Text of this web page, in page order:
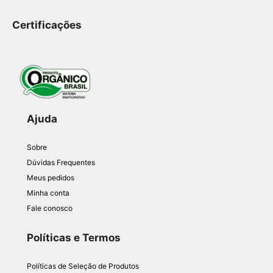
Certificações
Ajuda
Sobre
Dúvidas Frequentes
Meus pedidos
Minha conta
Fale conosco
Políticas e Termos
Políticas de Seleção de Produtos